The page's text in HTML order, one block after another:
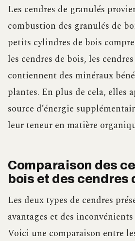
Les cendres de granulés
combustion des granulés de
petits cylindres de bois
les cendres de bois, les
contiennent des minéraux
plantes. En plus de cela, elles
source d’énergie
leur teneur en matière
Comparaison des
bois et des cendres
Les deux types de cendres
avantages et des
Voici une comparaison entre